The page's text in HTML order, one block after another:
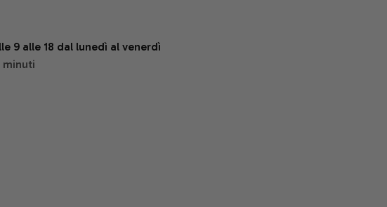
9 alle 18 dal lunedì al venerdì
minuti